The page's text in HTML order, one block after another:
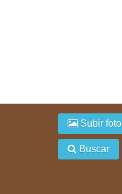
Subir foto
Buscar